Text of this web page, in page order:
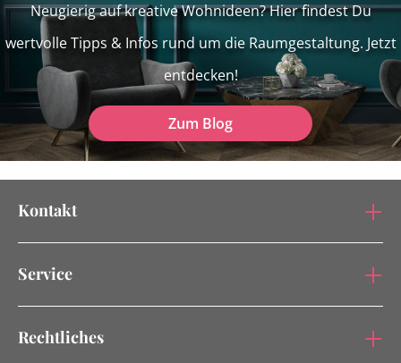
Neugierig auf kreative Wohnideen? Hier findest Du
wertvolle Tipps & Infos rund um die Raumgestaltung. Jetzt
entdecken!
Zum Blog
Kontakt
Service
Rechtliches